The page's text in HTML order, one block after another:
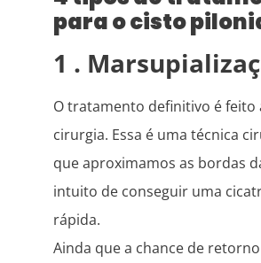
para o cisto
1 .
O tratamento definitivo é feito
cirurgia. Essa é uma técnica
que aproximamos as bordas
intuito de conseguir uma
rápida.
Ainda que a chance de